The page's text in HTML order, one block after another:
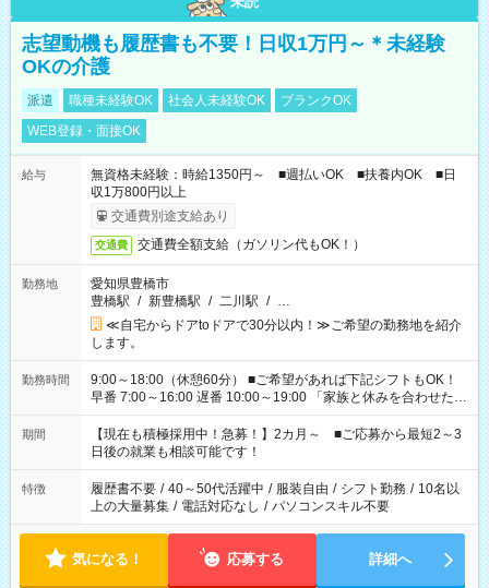
志望動機も履歴書も不要！日収1万円～＊未経験
OKの介護
派遣 職種未経験OK 社会人未経験OK
ブランクOK
WEB登録・面接OK
給与
無資格未経験：時給1350円～ ■週払いOK ■扶養内OK ■日
収1万800円以上
交通費別途支給あり
交通費 交通費全額支給（ガソリン代もOK！）
勤務地
愛知県豊橋市
豊橋駅 / 新豊橋駅 / 二川駅 / …
≪自宅からドアtoドアで30分以内！≫ご希望の勤務地を紹介
します。
勤務時間
9:00～18:00（休憩60分） ■ご希望があれば下記シフトもOK！
早番 7:00～16:00 遅番 10:00～19:00 「家族と休みを合わせた
い」 「余裕を持って夕飯の準備がしたい」 「できれば残業はし
たくない」 など、ご希望を教えてくださいね。 ※Wワーク希望
の方へ 今ご覧のお仕事で希望する勤務時間と、もう1つのお仕事
の勤務時間。 合計で週40時間を超える場合は応募できません。
期間
【現在も積極採用中！急募！】2カ月～ ■ご応募から最短2～3
日後の就業も相談可能です！
特徴 履歴書不要 / 40～50代活躍中 / 服装自由 / シフト勤務 / 10名以
上の大量募集 / 電話対応なし / パソコンスキル不要
気になる！ 応募する 詳細へ